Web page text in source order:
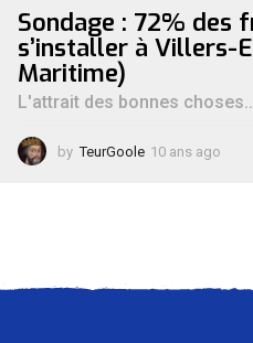
Sondage : 72% des
s’installer à Villers-
Maritime)
L'attrait des bonnes
by TeurGoole 10 ans ago